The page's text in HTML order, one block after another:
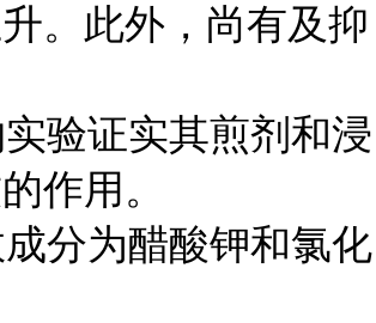
。此外，尚有及抑
验证实其煎剂和浸
作用。
分为醋酸钾和氯化